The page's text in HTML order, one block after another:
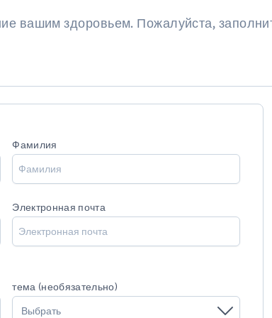
вашим здоровьем. Пожалуйста,
Фамилия
Электронная почта
тема (необязательно)
Выбрать